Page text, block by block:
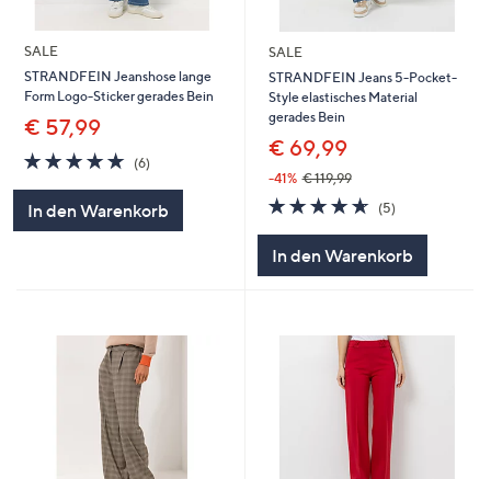
SALE
STRANDFEIN Jeanshose lange
Form Logo-Sticker gerades Bein
€ 57,99
4.7
von
(6)6
In den Warenkorb
SALE
STRANDFEIN Jeans 5-Pocket-
Style elastisches Material
gerades Bein
€ 69,99
-41% € 119,99
4.6
von
(5)5
In den Warenkorb